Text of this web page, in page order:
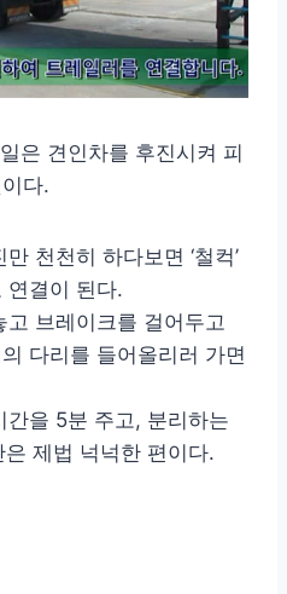
은 견인차를 후진시켜 피
다.
천천히 하다보면 ‘철컥’
연결이 된다.
브레이크를 걸어두고
다리를 들어올리러 가면
간을 5분 주고, 분리하는
제법 넉넉한 편이다.